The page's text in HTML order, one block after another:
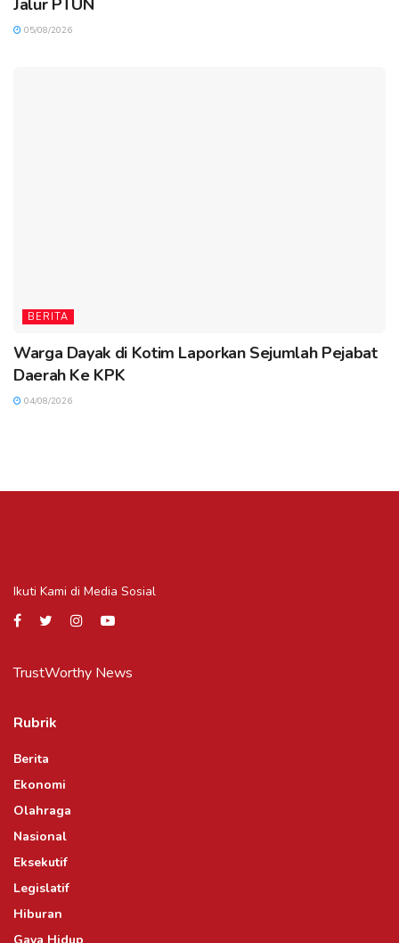
Jalur PTUN
05/08/2026
BERITA
Warga Dayak di Kotim Laporkan Sejumlah Pejabat
Daerah Ke KPK
04/08/2026
Ikuti Kami di Media Sosial
TrustWorthy News
Rubrik
Berita
Ekonomi
Olahraga
Nasional
Eksekutif
Legislatif
Hiburan